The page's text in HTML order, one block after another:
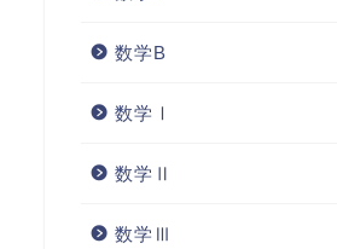
数学B
数学Ⅰ
数学Ⅱ
数学Ⅲ